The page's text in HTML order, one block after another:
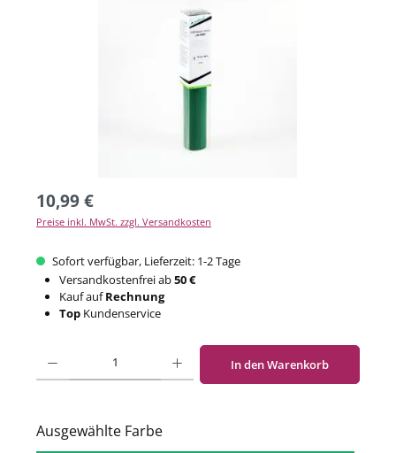
10,99 €
Preise inkl. MwSt. zzgl. Versandkosten
Sofort verfügbar, Lieferzeit: 1-2 Tage
Versandkostenfrei ab50 €
Kauf aufRechnung
TopKundenservice
Produkt Anzahl: Gib den gewünschten Wert ein oder benutze die Schaltflächen um
In den Warenkorb
Ausgewählte Farbe